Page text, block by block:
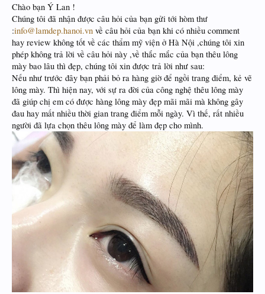
Chào bạn Ý Lan !
Chúng tôi đã nhận được câu hỏi của bạn gửi tới hòm thư
:info@lamdep.hanoi.vn về câu hỏi của bạn khi có nhiều comment
hay review không tốt về các thẩm mỹ viện ở Hà Nội ,chúng tôi xin
phép không trả lời về câu hỏi này ,về thắc mắc của bạn thêu lông
mày bao lâu thì đẹp, chúng tôi xin được trả lời như sau:
Nếu như trước đây bạn phải bỏ ra hàng giờ để ngồi trang điểm, kẻ vẽ
lông mày. Thì hiện nay, với sự ra đời của công nghệ thêu lông mày
đã giúp chị em có được hàng lông mày đẹp mãi mãi mà không gây
đau hay mất nhiều thời gian trang điểm mỗi ngày. Vì thế, rất nhiều
người đã lựa chọn thêu lông mày để làm đẹp cho mình.